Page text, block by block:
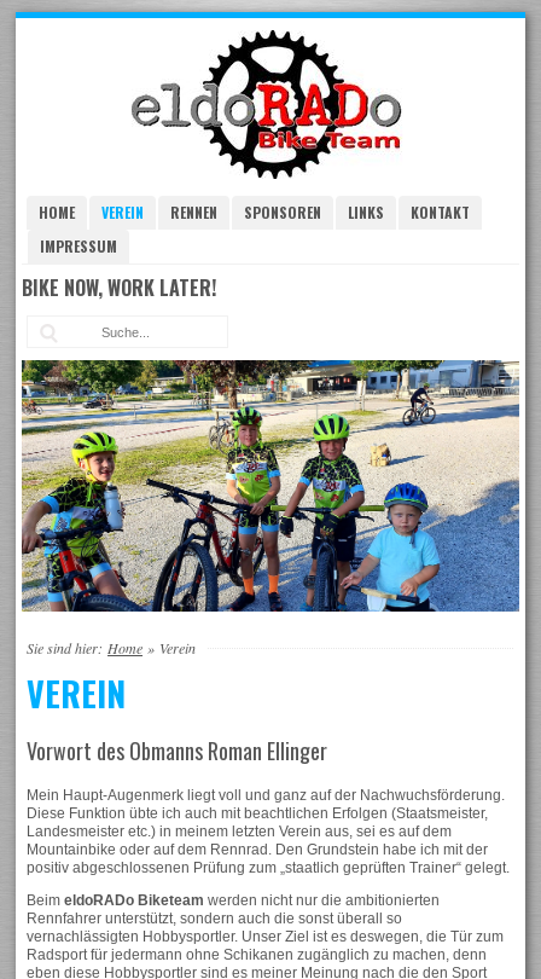
HOME VEREIN RENNEN SPONSOREN LINKS
KONTAKT
IMPRESSUM
BIKE NOW, WORK LATER!
Sie sind hier: Home » Verein
VEREIN
Vorwort des Obmanns Roman Ellinger
Mein Haupt-Augenmerk liegt voll und ganz auf der Nachwuchsförderung.
Diese Funktion übte ich auch mit beachtlichen Erfolgen (Staatsmeister,
Landesmeister etc.) in meinem letzten Verein aus, sei es auf dem
Mountainbike oder auf dem Rennrad. Den Grundstein habe ich mit der
positiv abgeschlossenen Prüfung zum „staatlich geprüften Trainer“ gelegt.
BeimeldoRADo Biketeam werden nicht nur die ambitionierten
Rennfahrer unterstützt, sondern auch die sonst überall so
vernachlässigten Hobbysportler. Unser Ziel ist es deswegen, die Tür zum
Radsport für jedermann ohne Schikanen zugänglich zu machen, denn
eben diese Hobbysportler sind es meiner Meinung nach die den Sport